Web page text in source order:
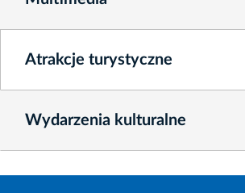
Atrakcje turystyczne
Wydarzenia kulturalne